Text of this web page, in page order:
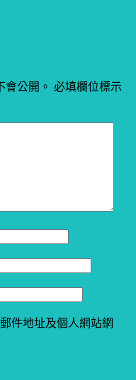
會公開。 必填欄位標示
件地址及個人網站網